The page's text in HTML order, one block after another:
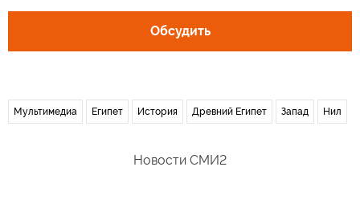
Обсудить
Мультимедиа Египет История Древний Египет Запад Нил
Новости СМИ2